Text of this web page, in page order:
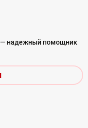
надежный помощник